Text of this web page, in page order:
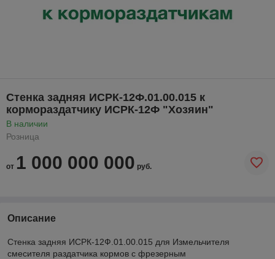
Стенка задняя ИСРК-12Ф.01.00.015 к
кормораздатчику ИСРК-12Ф "Хозяин"
В наличии
Розница
от 1 000 000 000 руб.
Описание
Стенка задняя ИСРК-12Ф.01.00.015 для Измельчителя
смесителя раздатчика кормов с фрезерным